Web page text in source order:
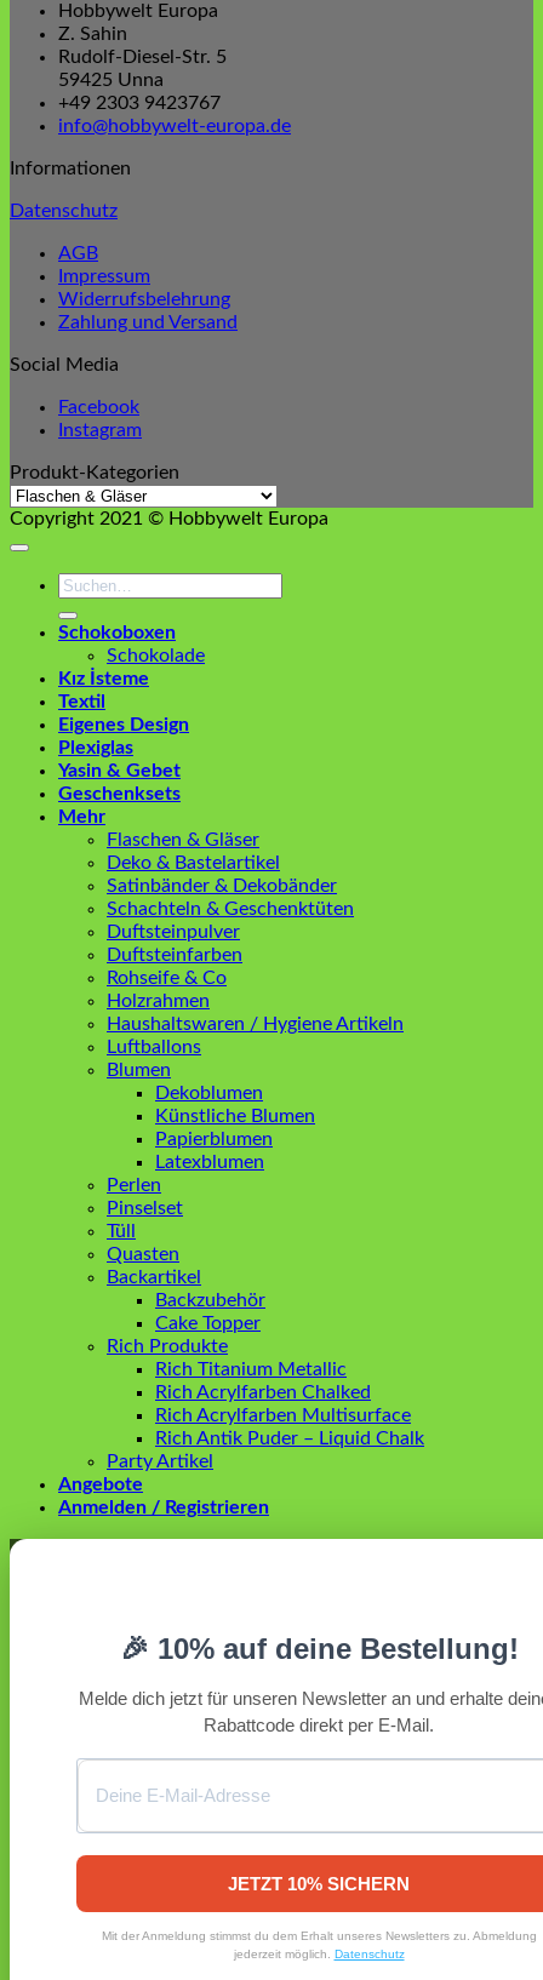
0,99 €0,89 €.
Hobbywelt Europa
Z. Sahin
Rudolf-Diesel-Str. 5
59425 Unna
+49 2303 9423767
info@hobbywelt-europa.de
Informationen
Datenschutz
AGB
Impressum
Widerrufsbelehrung
Zahlung und Versand
Social Media
Facebook
Instagram
Produkt-Kategorien
Copyright 2021 © Hobbywelt Europa
Suchen
Schokoboxen
Schokolade
Kız İsteme
Textil
Eigenes Design
Plexiglas
Yasin & Gebet
Geschenksets
Mehr
Flaschen & Gläser
Deko & Bastelartikel
Satinbänder & Dekobänder
Schachteln & Geschenktüten
Duftsteinpulver
Duftsteinfarben
Rohseife & Co
Holzrahmen
Haushaltswaren / Hygiene Artikeln
Luftballons
Blumen
Dekoblumen
Künstliche Blumen
Papierblumen
Latexblumen
Perlen
Pinselset
Tüll
Quasten
Backartikel
Backzubehör
Cake Topper
Rich Produkte
Rich Titanium Metallic
Rich Acrylfarben Chalked
Rich Acrylfarben Multisurface
Rich Antik Puder – Liquid Chalk
Party Artikel
Angebote
Anmelden / Registrieren
🎉 10% auf deine Bestellung!
Melde dich jetzt für unseren Newsletter an und erhalte
Rabattcode direkt per E-Mail.
JETZT 10% SICHERN
Mit der Anmeldung stimmst du dem Erhalt unseres Newsletters zu. Abmeldung
jederzeit möglich. Datenschutz
Anmelden
Angemeldet bleiben Anmelden
Registrieren
Erforderlich
E-Mail-Adresse gesendet.